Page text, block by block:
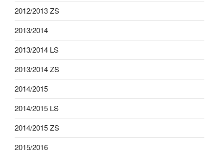
2012/2013 ZS
2013/2014
2013/2014 LS
2013/2014 ZS
2014/2015
2014/2015 LS
2014/2015 ZS
2015/2016